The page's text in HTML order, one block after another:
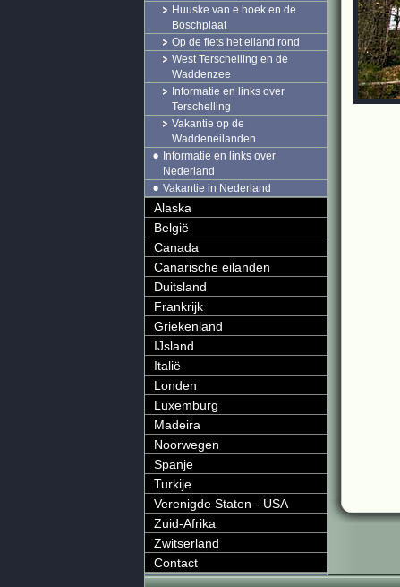
Huuske van e hoek en de
Boschplaat
Op de fiets het eiland rond
West Terschelling en de
Waddenzee
Informatie en links over
Terschelling
Vakantie op de
Waddeneilanden
Informatie en links over
Nederland
Vakantie in Nederland
Alaska
België
Canada
Canarische eilanden
Duitsland
Frankrijk
Griekenland
IJsland
Italië
Londen
Luxemburg
Madeira
Noorwegen
Spanje
Turkije
Verenigde Staten - USA
Zuid-Afrika
Zwitserland
Contact